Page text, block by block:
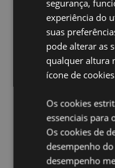
Ingredientes da
Informação de
Mais
Informações
totalmente
Ampliar informação:
Quer saber mais
a nossaGuia de
segurança,
experiência do
suas
pode alterar as
qualquer altura
ícone de
Os cookies
essenciais para
Os cookies de
desempenho
desempenho